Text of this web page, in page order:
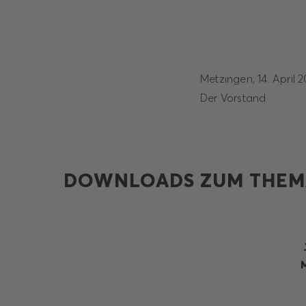
Metzingen, 14.
Der Vorstand
DOWNLOADS ZUM